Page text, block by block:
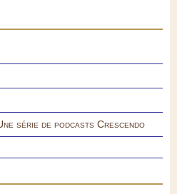
série de podcasts Crescendo